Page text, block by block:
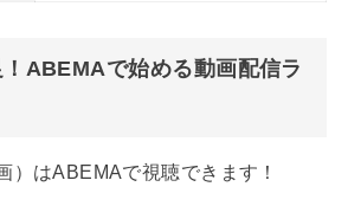
ABEMAで始める動画配信ラ
）はABEMAで視聴できます！